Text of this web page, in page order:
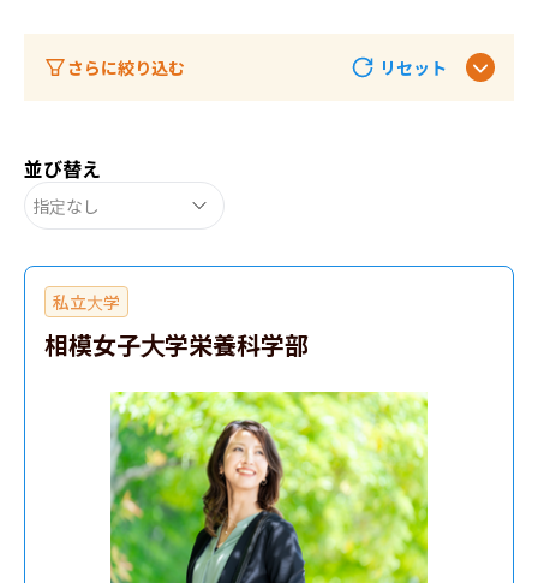
さらに絞り込む リセット
並び替え
指定なし
私立大学
相模女子大学栄養科学部